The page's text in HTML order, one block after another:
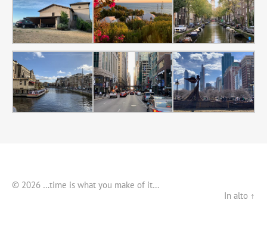
© 2026 …time is what you make of it…
In alto ↑